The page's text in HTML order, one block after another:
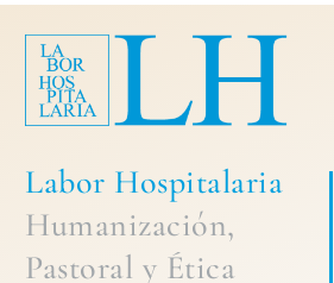
Labor Hospitalaria
Humanización,
Pastoral y Ética